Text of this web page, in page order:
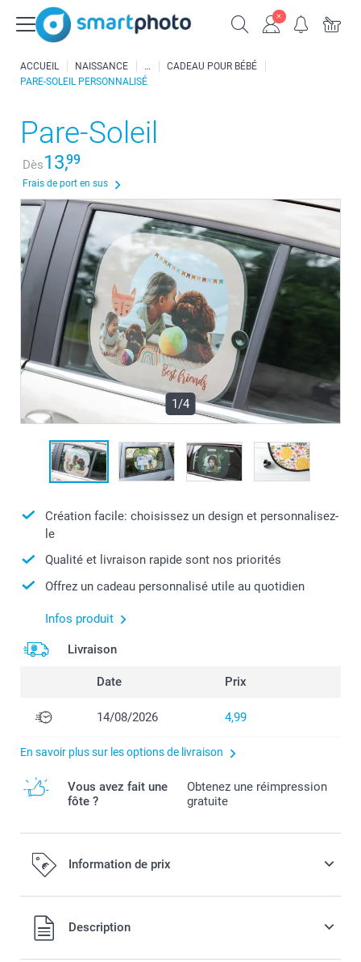
ACCUEIL NAISSANCE
CADEAU POUR BÉBÉ
PARE-SOLEIL PERSONNALISÉ
Pare-Soleil
Dès13,99
Frais de port en sus
1/4
Création facile: choisissez un design et personnalisez-
le
Qualité et livraison rapide sont nos priorités
Offrez un cadeau personnalisé utile au quotidien
Infos produit
Livraison
Date Prix
14/08/2026 4,99
En savoir plus sur les options de livraison
Vous avez fait une
fôte ?
Obtenez une réimpression
gratuite
Information de prix
Tous les prix sont en EURO (€), TVA incluse et hors frais de
port.
Description